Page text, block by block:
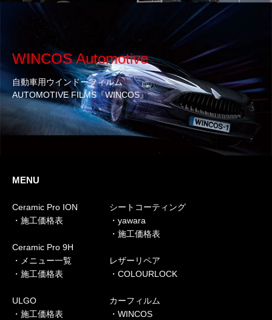
WINCOS Automotive
自動車用ウインドーフィルム
AUTOMOTIVE FILMS『WINCOS』
MENU
Ceramic Pro ION
・施工価格表
Ceramic Pro 9H
・メニュー一覧
・施工価格表
ULGO
・施工価格表
シートコーティング
・yawara
・施工価格表
レザーリペア
・COLOURLOCK
カーフィルム
・WINCOS